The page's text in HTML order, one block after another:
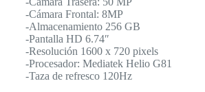
-Cámara Frontal: 8MP
-Almacenamiento 256 GB
-Pantalla HD 6.74″
-Resolución 1600 x 720 pixels
-Procesador: Mediatek Helio G81
-Taza de refresco 120Hz